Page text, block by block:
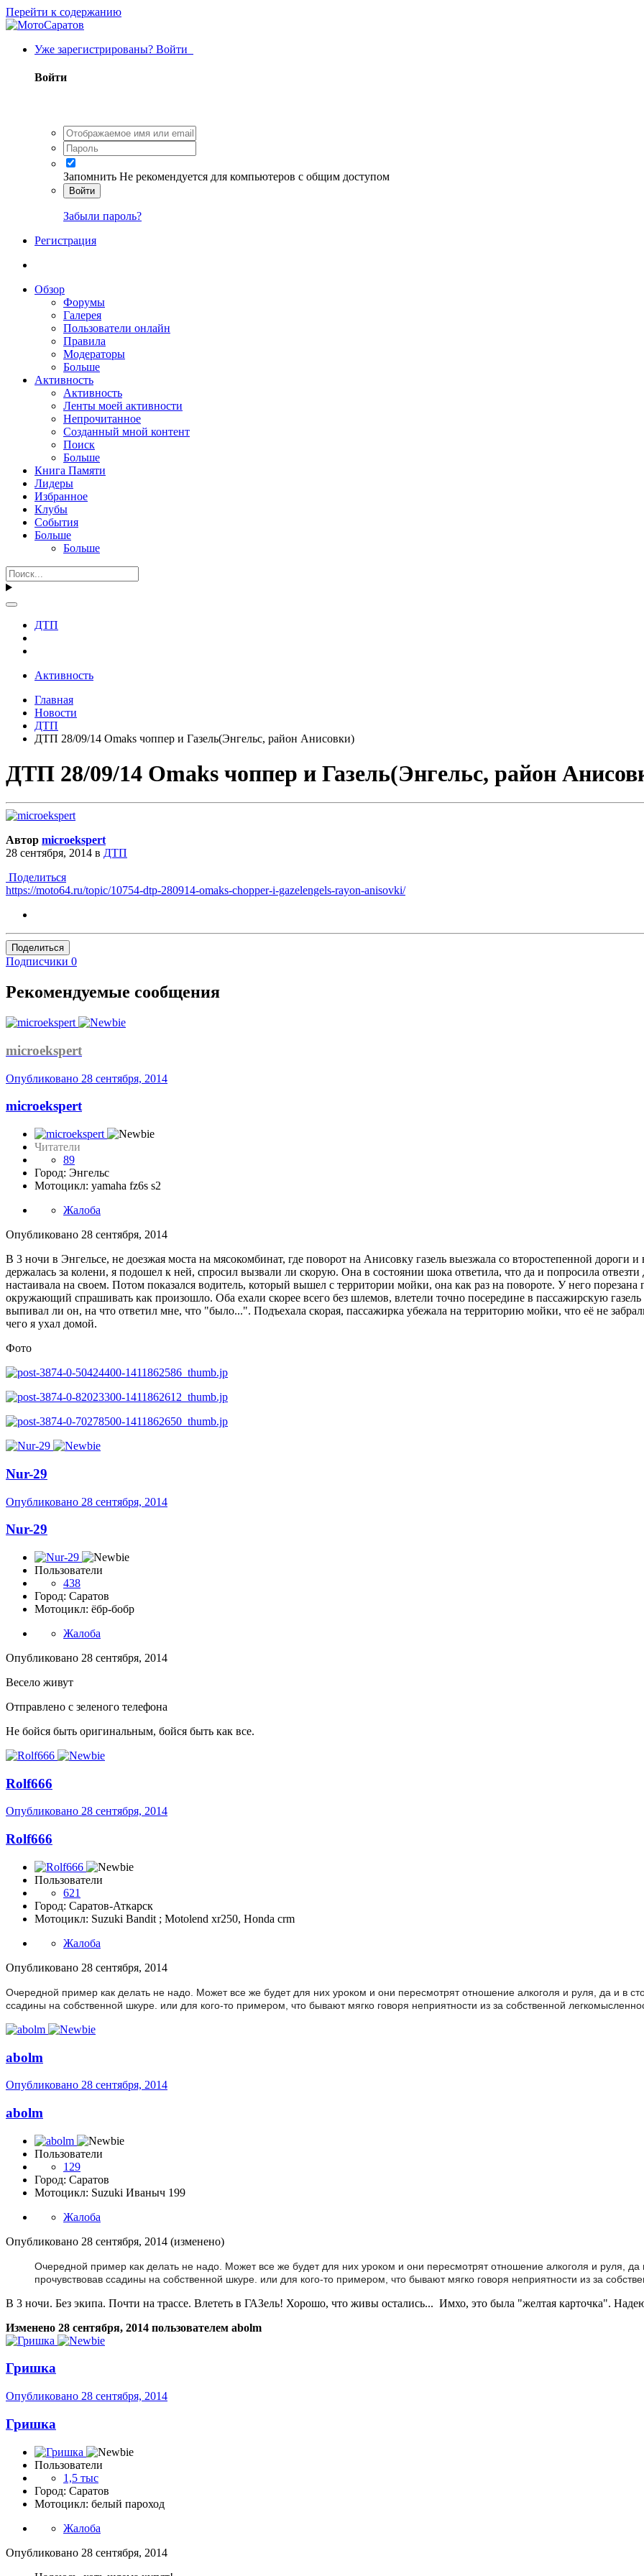
Перейти к содержанию
Уже зарегистрированы? Войти
Войти
Запомнить Не рекомендуется для компьютеров с общим доступом
Войти
Забыли пароль?
Регистрация
Обзор
Форумы
Галерея
Пользователи онлайн
Правила
Модераторы
Больше
Активность
Активность
Ленты моей активности
Непрочитанное
Созданный мной контент
Поиск
Больше
Книга Памяти
Лидеры
Избранное
Клубы
События
Больше
Больше
ДТП
Активность
Главная
Новости
ДТП
ДТП 28/09/14 Omaks чоппер и Газель(Энгельс, район Анисовки)
ДТП 28/09/14 Omaks чоппер и Газель(Энгельс, район
Автор microekspert
28 сентября, 2014 в ДТП
Поделиться
https://moto64.ru/topic/10754-dtp-280914-omaks-chopper-i-gazelengels-rayon-anisovki/
Поделиться
Подписчики 0
Рекомендуемые сообщения
microekspert
Опубликовано 28 сентября, 2014
microekspert
Читатели
89
Город: Энгельс
Мотоцикл: yamaha fz6s s2
Жалоба
Опубликовано 28 сентября, 2014
В 3 ночи в Энгельсе, не доезжая моста на мясокомбинат, где поворот на Анисовку газель выезжала со второстепенной дороги
держалась за колени, я подошел к ней, спросил вызвали ли скорую. Она в состоянии шока ответила, что да и попросила отвезти
настаивала на своем. Потом показался водитель, который вышел с территории мойки, она как раз на повороте. У него
окружающий спрашивать как произошло. Оба ехали скорее всего без шлемов, влетели точно посередине в пассажирскую
выпивал ли он, на что ответил мне, что "было...". Подъехала скорая, пассажирка убежала на территорию мойки, что её не
чего я ухал домой.
Фото
Nur-29
Опубликовано 28 сентября, 2014
Nur-29
Пользователи
438
Город: Саратов
Мотоцикл: ёбр-бобр
Жалоба
Опубликовано 28 сентября, 2014
Весело живут
Отправлено с зеленого телефона
Не бойся быть оригинальным, бойся быть как все.
Rolf666
Опубликовано 28 сентября, 2014
Rolf666
Пользователи
621
Город: Саратов-Аткарск
Мотоцикл: Suzuki Bandit ; Motolend xr250, Honda crm
Жалоба
Опубликовано 28 сентября, 2014
Очередной пример как делать не надо. Может все же будет для них уроком и они пересмотрят отношение алкоголя и руля, да и в
ссадины на собственной шкуре. или для кого-то примером, что бывают мягко говоря неприятности из за собственной
abolm
Опубликовано 28 сентября, 2014
abolm
Пользователи
129
Город: Саратов
Мотоцикл: Suzuki Иваныч 199
Жалоба
Опубликовано 28 сентября, 2014 (изменено)
Очередной пример как делать не надо. Может все же будет для них уроком и они пересмотрят отношение алкоголя и руля,
прочувствовав ссадины на собственной шкуре. или для кого-то примером, что бывают мягко говоря неприятности из за
В 3 ночи. Без экипа. Почти на трассе. Влететь в ГАЗель! Хорошо, что живы остались... Имхо, это была "желтая карточка".
Изменено 28 сентября, 2014 пользователем abolm
Гришка
Опубликовано 28 сентября, 2014
Гришка
Пользователи
1,5 тыс
Город: Саратов
Мотоцикл: белый пароход
Жалоба
Опубликовано 28 сентября, 2014